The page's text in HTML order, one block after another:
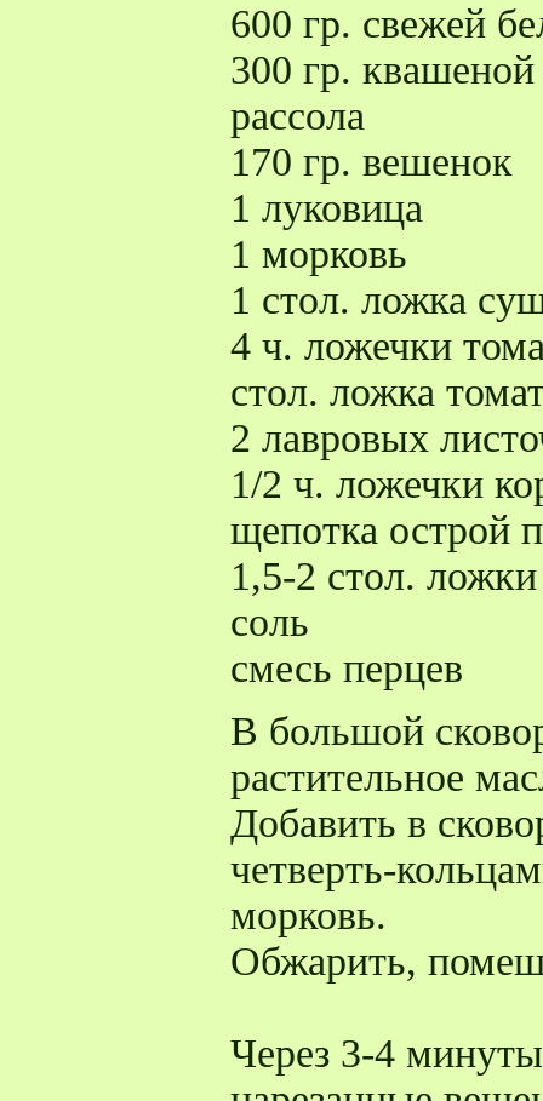
600 гр. свежей
300 гр.
рассола
170 гр. вешенок
1 луковица
1 морковь
1 стол. ложка
4 ч. ложечки
стол. ложка
2 лавровых
1/2 ч. ложечки
щепотка острой
1,5-2 стол.
соль
смесь перцев
В большой
растительное
Добавить в
четверть-
морковь.
Обжарить,
Через 3-4